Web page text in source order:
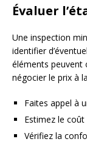
Évaluer
Une inspection
identifier
éléments peuvent
négocier le prix à
Faites appel à
Estimez le
Vérifiez la